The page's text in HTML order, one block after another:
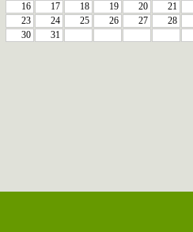
16
17 18 19 20 21
23
24 25 26 27 28
30
31